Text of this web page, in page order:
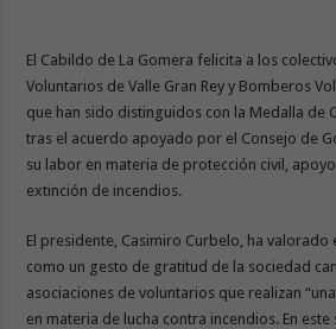
El Cabildo de La Gomera felicita a los
Voluntarios de Valle Gran Rey y Bomberos
que han sido distinguidos con la Medalla de
tras el acuerdo apoyado por el Consejo de
su labor en materia de protección civil,
extinción de incendios.
El presidente, Casimiro Curbelo, ha valorado
como un gesto de gratitud de la sociedad
asociaciones de voluntarios que realizan
en materia de lucha contra incendios. En